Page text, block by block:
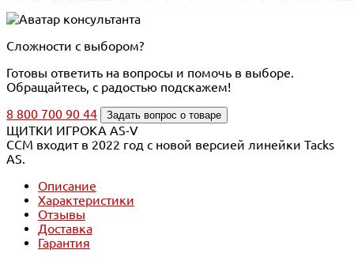
Сложности с выбором?
Готовы ответить на вопросы и помочь в выборе.
Обращайтесь, с радостью подскажем!
8 800 700 90 44
Задать вопрос о товаре
ЩИТКИ ИГРОКА AS-V
CCM входит в 2022 год с новой версией линейки Tacks
AS.
Описание
Характеристики
Отзывы
Доставка
Гарантия